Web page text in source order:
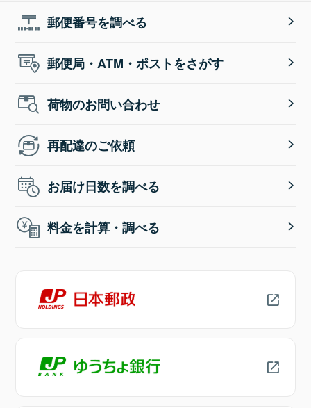
郵便番号を調べる
郵便局・ATM・ポストをさがす
荷物のお問い合わせ
再配達のご依頼
お届け日数を調べる
料金を計算・調べる